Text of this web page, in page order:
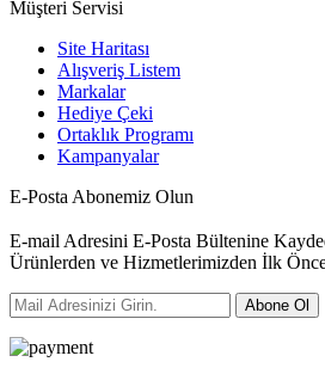
Müşteri Servisi
Site Haritası
Alışveriş Listem
Markalar
Hediye Çeki
Ortaklık Programı
Kampanyalar
E-Posta Abonemiz Olun
E-mail Adresini E-Posta Bültenine
Ürünlerden ve Hizmetlerimizden İlk
Abone Ol